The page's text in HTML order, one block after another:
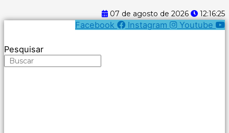
07 de agosto de 2026 12:16:25
Facebook Instagram Youtube
Pesquisar